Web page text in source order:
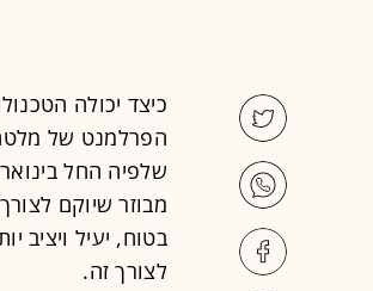
הפרלמנט של
מבוזר שיוקם
בטוח, יעיל ויציב
לצורך זה.